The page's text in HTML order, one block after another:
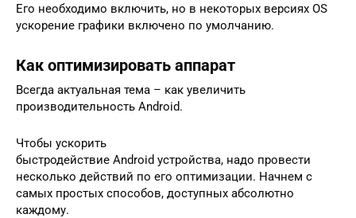
Его необходимо включить, но в некоторых версиях OS
ускорение графики включено по умолчанию.
Как оптимизировать аппарат
Всегда актуальная тема – как увеличить
производительность Аndroid.
Чтобы ускорить
быстродействие Аndroid устройства, надо провести
несколько действий по его оптимизации. Начнем с
самых простых способов, доступных абсолютно
каждому.